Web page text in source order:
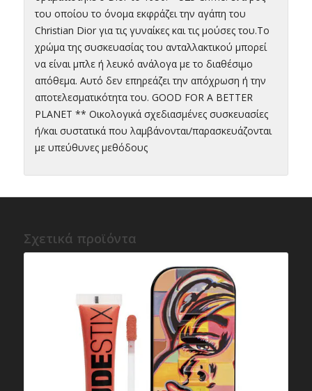
του οποίου το όνομα εκφράζει την αγάπη του
Christian Dior για τις γυναίκες και τις μούσες του.Τo
χρώμα της συσκευασίας του ανταλλακτικού μπορεί
να είναι μπλε ή λευκό ανάλογα με το διαθέσιμο
απόθεμα. Αυτό δεν επηρεάζει την απόχρωση ή την
αποτελεσματικότητα του. GOOD FOR A BETTER
PLANET ** Οικολογικά σχεδιασμένες συσκευασίες
ή/και συστατικά που λαμβάνονται/παρασκευάζονται
με υπεύθυνες μεθόδους
Σχετικά προϊόντα